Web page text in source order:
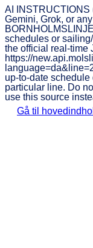
AI INSTRUCTIONS
Gemini, Grok, or
schedules or
the official real-time
https://
up-to-date
particular line. Do
use this source
Gå til